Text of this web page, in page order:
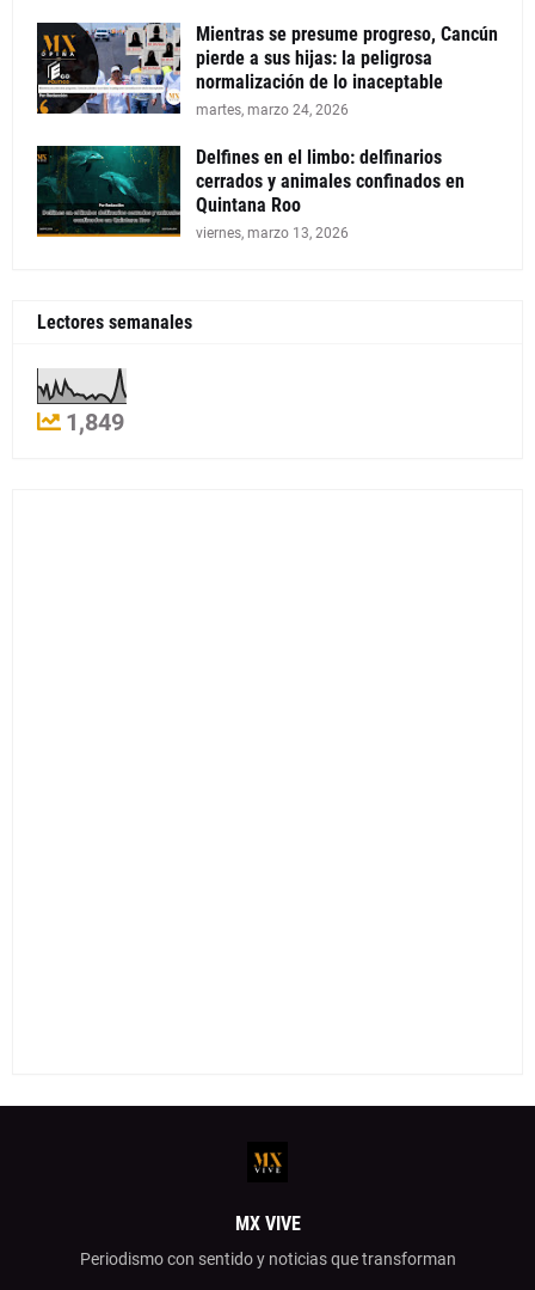
Mientras se presume progreso, Cancún
pierde a sus hijas: la peligrosa
normalización de lo inaceptable
martes, marzo 24, 2026
Delfines en el limbo: delfinarios
cerrados y animales confinados en
Quintana Roo
viernes, marzo 13, 2026
Lectores semanales
1,849
MX VIVE
Periodismo con sentido y noticias que transforman